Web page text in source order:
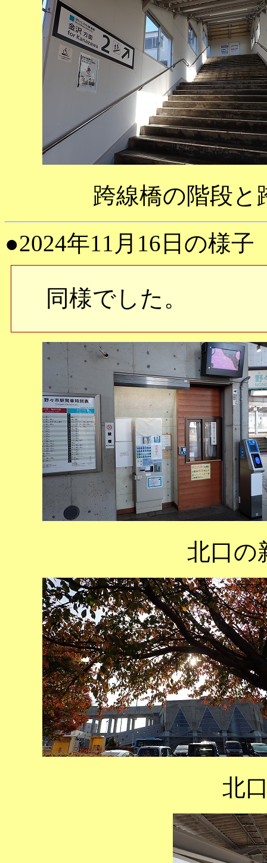
跨線橋の階段と
●2024年11月16日の様子
同様でした。
北口の
北